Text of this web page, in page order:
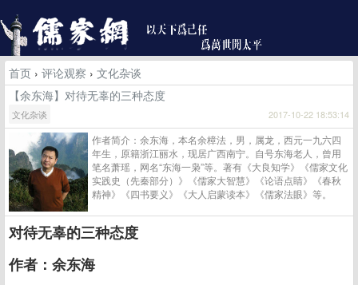
首页 › 评论观察 › 文化杂谈
【余东海】对待无辜的三种态度
文化杂谈 2017-10-22 18:53:14
作者简介：余东海，本名余樟法，男，属龙，西元一九六四
年生，原籍浙江丽水，现居广西南宁。自号东海老人，曾用
笔名萧瑶，网名“东海一枭”等。著有《大良知学》《儒家文化
实践史（先秦部分）》《儒家大智慧》《论语点睛》《春秋
精神》《四书要义》《大人启蒙读本》《儒家法眼》等。
对待无辜的三种态度
作者：余东海